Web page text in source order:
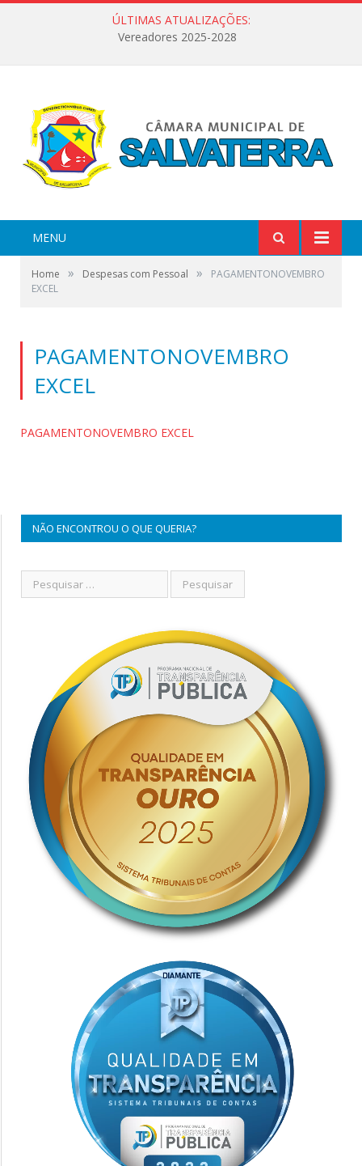
ÚLTIMAS ATUALIZAÇÕES:
Vereadores 2025-2028
MENU
Home » Despesas com Pessoal »
PAGAMENTONOVEMBRO
EXCEL
PAGAMENTONOVEMBRO
EXCEL
PAGAMENTONOVEMBRO EXCEL
NÃO ENCONTROU O QUE QUERIA?